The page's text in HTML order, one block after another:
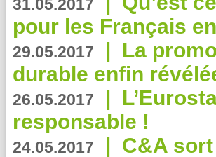
31.05.2017
pour les Français
29.05.2017 | La
durable enfin
26.05.2017 |
responsable !
24.05.2017 | C&A